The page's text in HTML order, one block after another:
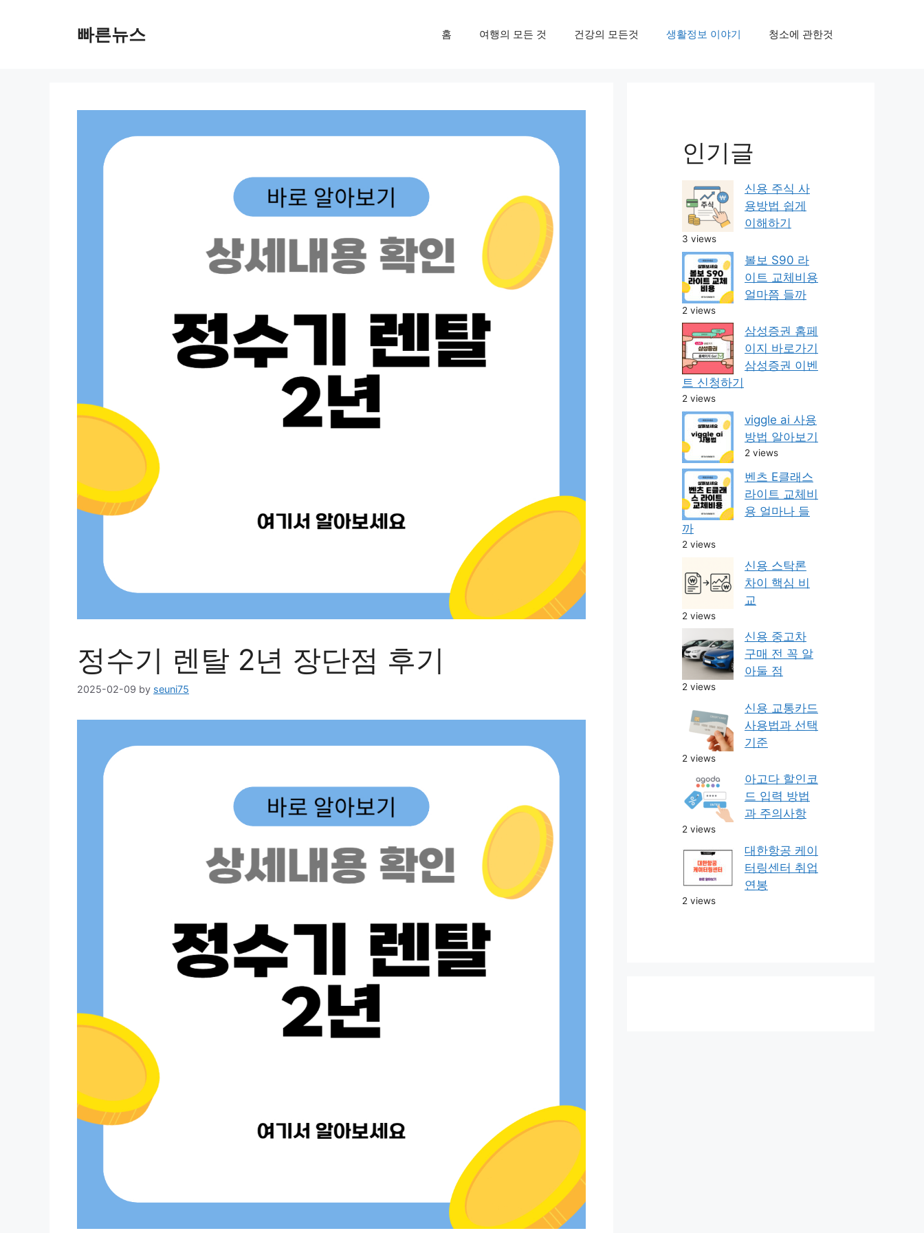
빠른뉴스 홈 여행의 모든 것 건강의 모든것 생활정보 이야기 청소에 관한것
정수기 렌탈 2년 장단점 후기
2025-02-09 by seuni75
인기글
신용 주식 사
용방법 쉽게
이해하기
3 views
볼보 S90 라
이트 교체비용
얼마쯤 들까
2 views
삼성증권 홈페
이지 바로가기
삼성증권 이벤
트 신청하기
2 views
viggle ai 사용
방법 알아보기
2 views
벤츠 E클래스
라이트 교체비
용 얼마나 들
까
2 views
신용 스탁론
차이 핵심 비
교
2 views
신용 중고차
구매 전 꼭 알
아둘 점
2 views
신용 교통카드
사용법과 선택
기준
2 views
아고다 할인코
드 입력 방법
과 주의사항
2 views
대한항공 케이
터링센터 취업
연봉
2 views